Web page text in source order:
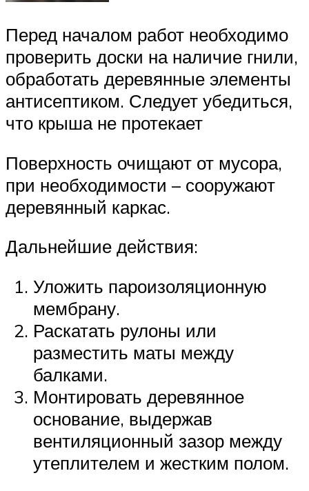
Перед началом работ необходимо
проверить доски на наличие гнили,
обработать деревянные элементы
антисептиком. Следует убедиться,
что крыша не протекает
Поверхность очищают от мусора,
при необходимости – сооружают
деревянный каркас.
Дальнейшие действия:
Уложить пароизоляционную
мембрану.
Раскатать рулоны или
разместить маты между
балками.
Монтировать деревянное
основание, выдержав
вентиляционный зазор между
утеплителем и жестким полом.